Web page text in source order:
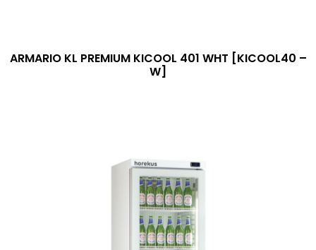
ARMARIO KL PREMIUM KICOOL 401 WHT [KICOOL40 –
W]